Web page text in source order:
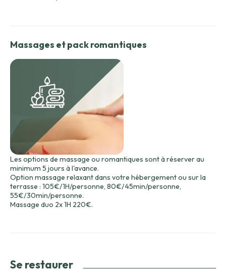
Massages et pack romantiques
Les options de massage ou romantiques sont à réserver au
minimum 5 jours à l'avance.
Option massage relaxant dans votre hébergement ou sur la
terrasse : 105€/1H/personne, 80€/45min/personne,
55€/30min/personne.
Massage duo 2x 1H 220€.
Se restaurer